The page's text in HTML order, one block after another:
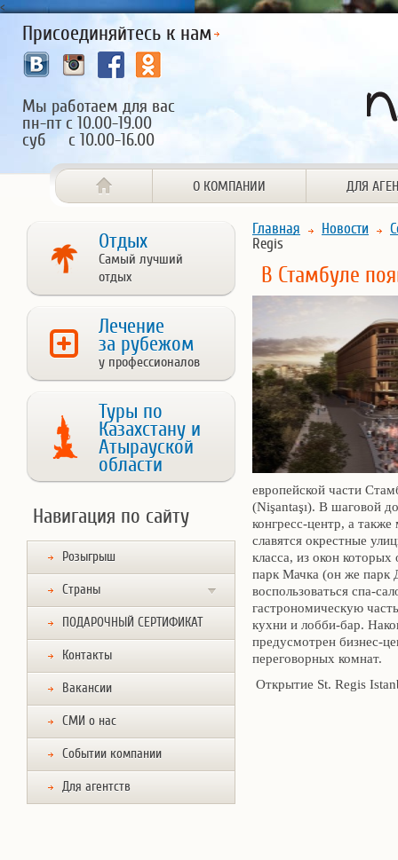
<
Присоединяйтесь к нам
Мы работаем для вас
пн-пт с 10.00-19.00
суб с 10.00-16.00
О КОМПАНИИ ДЛЯ
Отдых
Самый лучший
отдых
Лечение
за рубежом
у профессионалов
Туры по
Казахстану и
Атырауской
области
Навигация по сайту
Розыгрыш
Страны
ПОДАРОЧНЫЙ СЕРТИФИКАТ
Контакты
Вакансии
СМИ о нас
Событии компании
Для агентств
Главная Новости
Regis
В Стамбуле
европейской части
(Nişantaşı). В шаговой
конгресс-центр, а
славятся окрестные
класса, из окон
парк Мачка (он же парк
воспользоваться спа-
гастрономическую
кухни и лобби-бар.
предусмотрен бизнес-
переговорных комнат.
Открытие St. Regis